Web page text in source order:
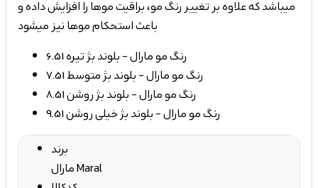
میباشد که علاوه بر تغییر رنگ مو، براقیت موها را افزایش داده و
رنگ مو مارال - بلوند بژ تیره 6.51
رنگ مو مارال - بلوند بژ متوسط 7.51
رنگ مو مارال - بلوند بژ روشن 8.51
رنگ مو مارال - بلوند بژ خیلی روشن 9.51
برند
مارال Maral